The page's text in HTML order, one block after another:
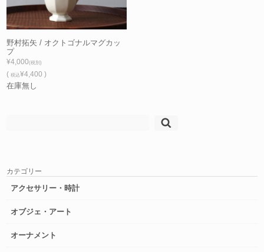
野村拓矢 / オクトゴナルマグカッ
プ
¥4,000(税別)
(税込¥4,400 )
在庫無し
カテゴリー
アクセサリー・時計
オブジェ・アート
オーナメント